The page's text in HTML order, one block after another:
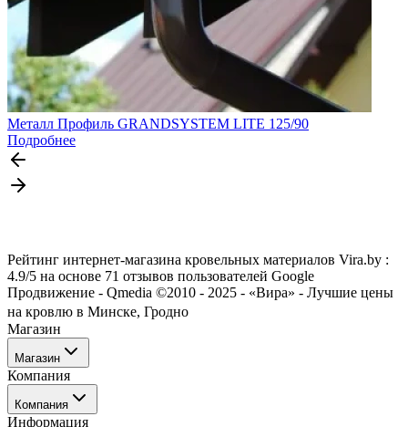
Металл Профиль GRANDSYSTEM LITE 125/90
Подробнее
Рейтинг интернет-магазина кровельных материалов Vira.by :
4.9/5 на основе 71 отзывов пользователей Google
Продвижение - Qmedia ©2010 - 2025 - «Вира» - Лучшие цены
на кровлю в Минске, Гродно
Магазин
Магазин
Каталог
Акции
Услуги
Компания
Компания
Информация